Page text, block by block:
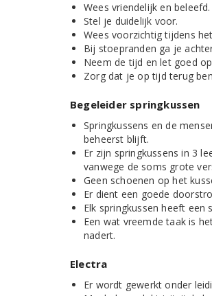
Wees vriendelijk en beleefd.
Stel je duidelijk voor.
Wees voorzichtig tijdens
Bij stoepranden ga je
Neem de tijd en let goed
Zorg dat je op tijd terug
Begeleider springkussen
Springkussens en de
beheerst blijft.
Er zijn springkussens in 3
vanwege de soms grote
Geen schoenen op het
Er dient een goede
Elk springkussen heeft
Een wat vreemde taak is
nadert.
Electra
Er wordt gewerkt onder